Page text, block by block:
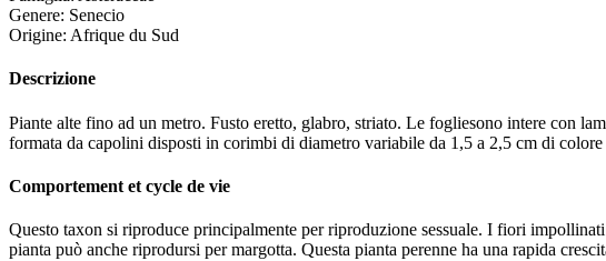
Genere: Senecio
Origine: Afrique du Sud
Descrizione
Piante alte fino ad un metro. Fusto eretto, glabro, striato. Le fogliesono intere con
formata da capolini disposti in corimbi di diametro variabile da 1,5 a 2,5 cm di
Comportement et cycle de vie
Questo taxon si riproduce principalmente per riproduzione sessuale. I fiori
pianta può anche riprodursi per margotta. Questa pianta perenne ha una rapida